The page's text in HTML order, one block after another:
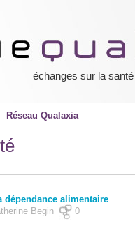
échanges sur la
Réseau Qualaxia
dépendance alimentaire
Begin
0